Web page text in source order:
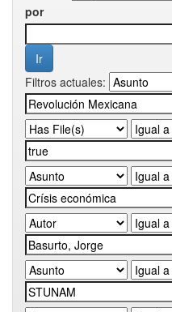
por
Filtros actuales: